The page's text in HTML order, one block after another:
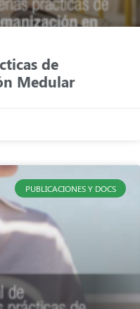
de
Medular
PUBLICACIONES Y DOCS